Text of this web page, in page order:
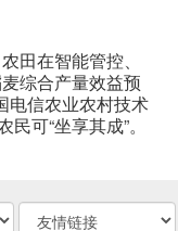
田在智能管控、
综合产量效益预
电信农业农村技术
可“坐享其成”。